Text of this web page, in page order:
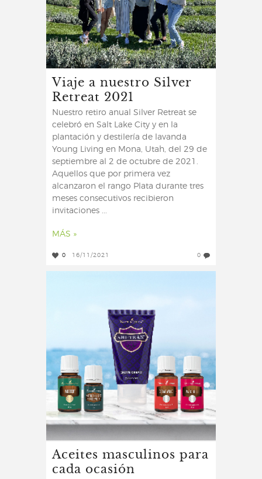
Viaje a nuestro Silver
Retreat 2021
Nuestro retiro anual Silver Retreat se
celebró en Salt Lake City y en la
plantación y destilería de lavanda
Young Living en Mona, Utah, del 29 de
septiembre al 2 de octubre de 2021.
Aquellos que por primera vez
alcanzaron el rango Plata durante tres
meses consecutivos recibieron
invitaciones ...
MÁS »
0 16/11/2021 0
Aceites masculinos para
cada ocasión